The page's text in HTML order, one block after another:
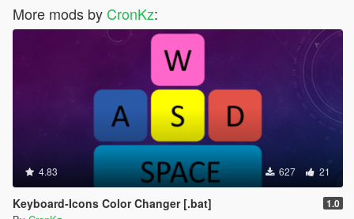
More mods by CronKz:
4.83 627 21
Keyboard-Icons Color Changer [.bat] 1.0